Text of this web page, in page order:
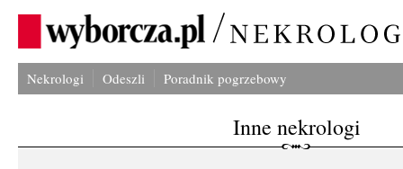
Nekrologi Odeszli Poradnik pogrzebowy
Inne nekrologi